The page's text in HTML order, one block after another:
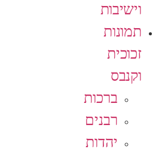
וישיבות
תמונות
זכוכית
וקנבס
ברכות
רבנים
יהדות